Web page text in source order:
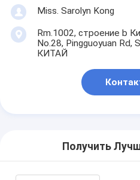
Miss. Sarolyn Kong
Rm.1002, строение b
No.28, Pingguoyuan Rd,
КИТАЙ
Получить